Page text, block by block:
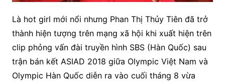
Là hot girl mới nổi nhưng Phan Thị Thủy Tiên đã trở
thành hiện tượng trên mạng xã hội khi xuất hiện trên
clip phỏng vấn đài truyền hình SBS (Hàn Quốc) sau
trận bán kết ASIAD 2018 giữa Olympic Việt Nam và
Olympic Hàn Quốc diễn ra vào cuối tháng 8 vừa